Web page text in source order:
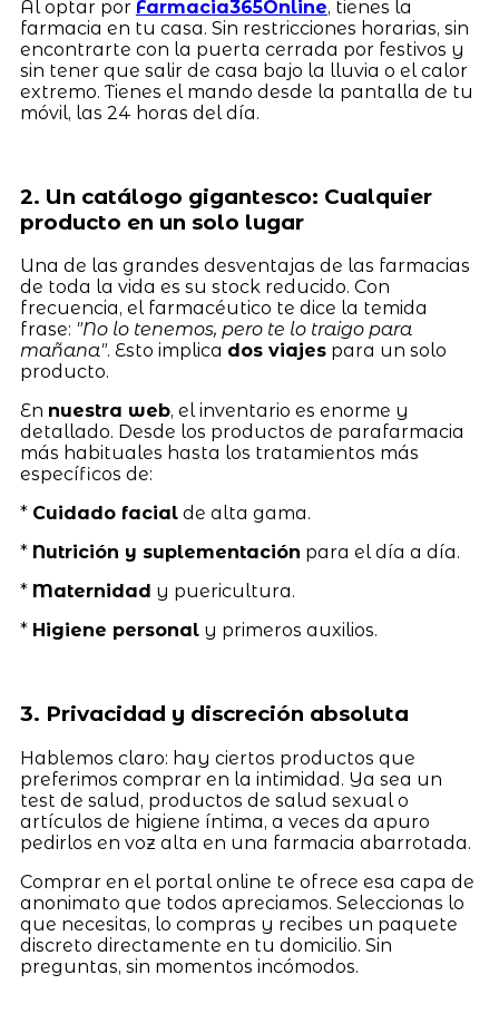
Al optar por Farmacia365Online, tienes la
farmacia en tu casa. Sin restricciones horarias, sin
encontrarte con la puerta cerrada por festivos y
sin tener que salir de casa bajo la lluvia o el calor
extremo. Tienes el mando desde la pantalla de tu
móvil, las 24 horas del día.
2. Un catálogo gigantesco: Cualquier
producto en un solo lugar
Una de las grandes desventajas de las farmacias
de toda la vida es su stock reducido. Con
frecuencia, el farmacéutico te dice la temida
frase: "No lo tenemos, pero te lo traigo para
mañana". Esto implica dos viajespara un solo
producto.
En nuestra web, el inventario es enorme y
detallado. Desde los productos de parafarmacia
más habituales hasta los tratamientos más
específicos de:
* Cuidado facialde alta gama.
* Nutrición y suplementación para el día a día.
* Maternidad y puericultura.
* Higiene personaly primeros auxilios.
3. Privacidad y discreción absoluta
Hablemos claro: hay ciertos productos que
preferimos comprar en la intimidad. Ya sea un
test de salud, productos de salud sexual o
artículos de higiene íntima, a veces da apuro
pedirlos en voz alta en una farmacia abarrotada.
Comprar en el portal online te ofrece esa capa de
anonimato que todos apreciamos. Seleccionas lo
que necesitas, lo compras y recibes un paquete
discreto directamente en tu domicilio. Sin
preguntas, sin momentos incómodos.